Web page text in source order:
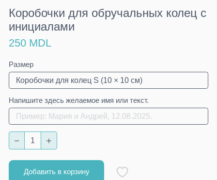
Коробочки для обручальных колец с
инициалами
250 MDL
Размер
Напишите здесь желаемое имя или текст.
Добавить в корзину